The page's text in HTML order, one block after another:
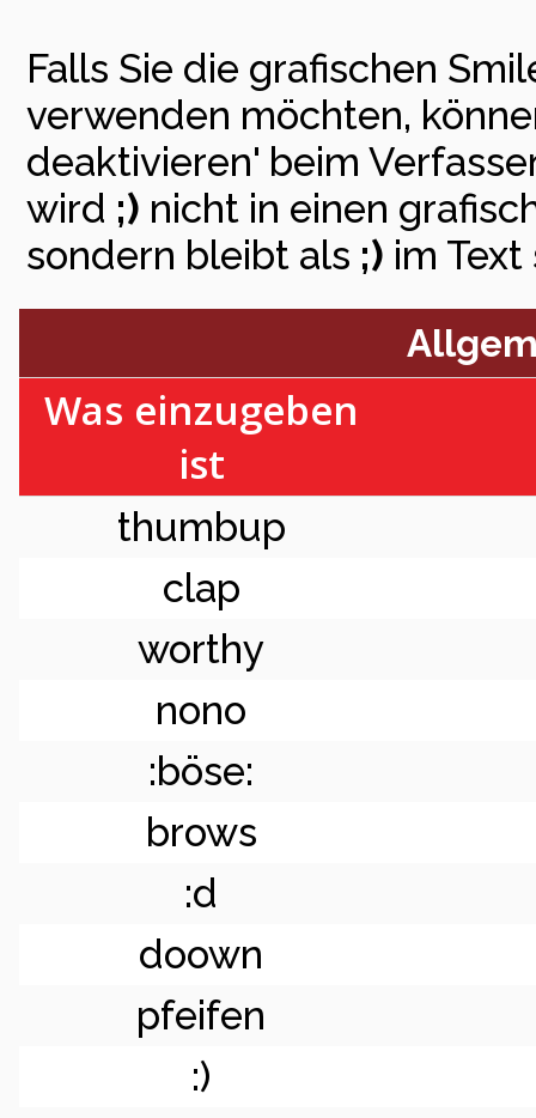
Falls Sie die grafischen
verwenden möchten,
deaktivieren' beim
wird ;) nicht in einen
sondern bleibt als ;) im
Was einzugeben
ist
thumbup
clap
worthy
nono
:böse:
brows
:d
doown
pfeifen
:)